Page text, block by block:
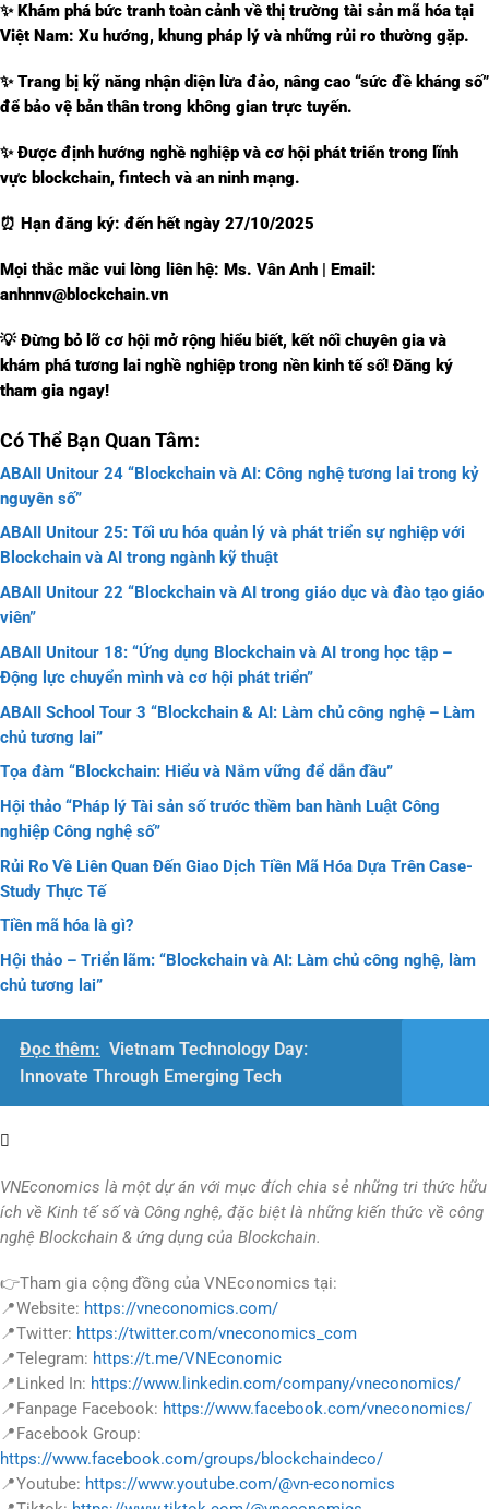
✨ Khám phá bức tranh toàn cảnh về thị trường tài sản mã hóa tại
Việt Nam: Xu hướng, khung pháp lý và những rủi ro thường gặp.
✨ Trang bị kỹ năng nhận diện lừa đảo, nâng cao “sức đề kháng số”
để bảo vệ bản thân trong không gian trực tuyến.
✨ Được định hướng nghề nghiệp và cơ hội phát triển trong lĩnh
vực blockchain, fintech và an ninh mạng.
⏰ Hạn đăng ký: đến hết ngày 27/10/2025
Mọi thắc mắc vui lòng liên hệ: Ms. Vân Anh | Email:
anhnnv@blockchain.vn
💡 Đừng bỏ lỡ cơ hội mở rộng hiểu biết, kết nối chuyên gia và
khám phá tương lai nghề nghiệp trong nền kinh tế số! Đăng ký
tham gia ngay!
Có Thể Bạn Quan Tâm:
ABAII Unitour 24 “Blockchain và AI: Công nghệ tương lai trong kỷ
nguyên số”
ABAII Unitour 25: Tối ưu hóa quản lý và phát triển sự nghiệp với
Blockchain và AI trong ngành kỹ thuật
ABAII Unitour 22 “Blockchain và AI trong giáo dục và đào tạo giáo
viên”
ABAII Unitour 18: “Ứng dụng Blockchain và AI trong học tập –
Động lực chuyển mình và cơ hội phát triển”
ABAII School Tour 3 “Blockchain & AI: Làm chủ công nghệ – Làm
chủ tương lai”
Tọa đàm “Blockchain: Hiểu và Nắm vững để dẫn đầu”
Hội thảo “Pháp lý Tài sản số trước thềm ban hành Luật Công
nghiệp Công nghệ số”
Rủi Ro Về Liên Quan Đến Giao Dịch Tiền Mã Hóa Dựa Trên Case-
Study Thực Tế
Tiền mã hóa là gì?
Hội thảo – Triển lãm: “Blockchain và AI: Làm chủ công nghệ, làm
chủ tương lai”
Đọc thêm: Vietnam Technology Day:
Innovate Through Emerging Tech
VNEconomics là một dự án với mục đích chia sẻ những tri thức hữu
ích về Kinh tế số và Công nghệ, đặc biệt là những kiến thức về công
nghệ Blockchain & ứng dụng của Blockchain.
👉Tham gia cộng đồng của VNEconomics tại:
📍Website: https://vneconomics.com/
📍Twitter: https://twitter.com/vneconomics_com
📍Telegram: https://t.me/VNEconomic
📍Linked In: https://www.linkedin.com/company/vneconomics/
📍Fanpage Facebook: https://www.facebook.com/vneconomics/
📍Facebook Group:
https://www.facebook.com/groups/blockchaindeco/
📍Youtube: https://www.youtube.com/@vn-economics